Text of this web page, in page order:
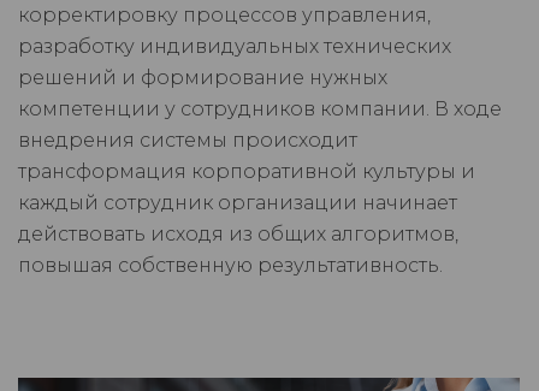
корректировку процессов управления,
разработку индивидуальных технических
решений и формирование нужных
компетенции у сотрудников компании. В ходе
внедрения системы происходит
трансформация корпоративной культуры и
каждый сотрудник организации начинает
действовать исходя из общих алгоритмов,
повышая собственную результативность.